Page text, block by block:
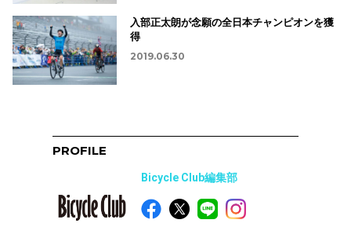
入部正太朗が念願の全日本チャンピオンを獲
得
2019.06.30
PROFILE
Bicycle Club編集部